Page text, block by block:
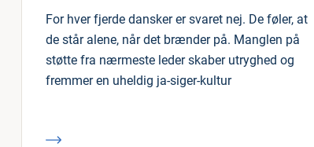
For hver fjerde dansker er svaret nej. De føler, at
de står alene, når det brænder på. Manglen på
støtte fra nærmeste leder skaber utryghed og
fremmer en uheldig ja-siger-kultur